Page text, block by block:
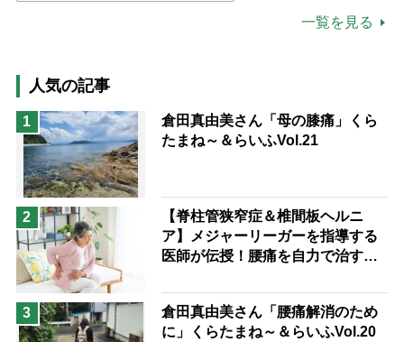
猫が母になつきません
息子の遠距離介護サバイバル術
兄がボケました
便利なサービス
予防法
一覧を見る
人気の記事
1
倉田真由美さん「母の膝痛」くら
たまね～＆らいふVol.21
2
【脊柱管狭窄症＆椎間板ヘルニ
ア】メジャーリーガーを指導する
医師が伝授！腰痛を自力で治す運
3
倉田真由美さん「腰痛解消のため
に」くらたまね～＆らいふVol.20